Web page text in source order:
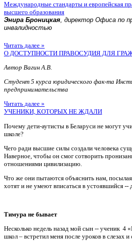
Международные стандарты и европейская
высшего образования
Энира Броницкая, директор Офиса по
инвалидностью
Читать далее »
О ДОСТУПНОСТИ ПРАВОСУДИЯ ДЛЯ
Автор Вагин А.В.
Студент 5 курса юридического фак-та
предпринимательства
Читать далее »
УЧЕНИКИ, КОТОРЫХ НЕ ЖДАЛИ
Почему дети-аутисты в Беларуси не могут
школе?
Чего ради высшие силы создали человека
Наверное, чтобы он смог сотворить
отношениями цивилизацию.
Что же они пытаются объяснить нам,
хотят и не умеют вписаться в устоявшийся --
Тимура не бывает
Несколько недель назад мой сын -- ученик 4
школ – встретил меня после уроков в слезах